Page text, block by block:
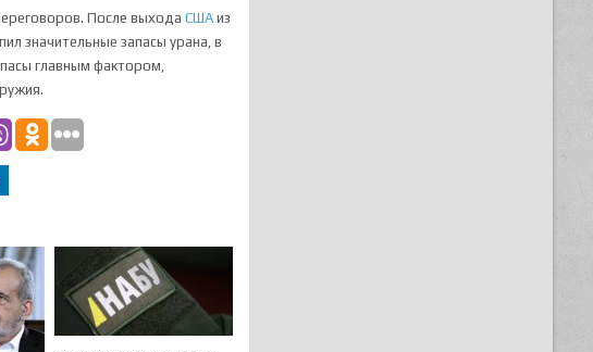
После выходаСША из
значительные запасы урана, в
главным фактором,